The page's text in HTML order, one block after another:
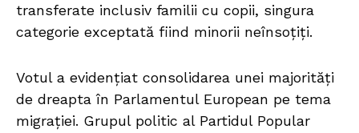
transferate inclusiv familii cu copii, singura
categorie exceptată fiind minorii neînsoțiți.
Votul a evidențiat consolidarea unei majorități
de dreapta în Parlamentul European pe tema
migrației. Grupul politic al Partidul Popular